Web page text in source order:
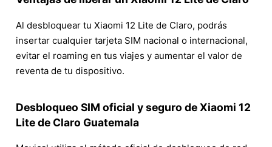
Al desbloquear tu Xiaomi 12 Lite de Claro, podrás
insertar cualquier tarjeta SIM nacional o internacional,
evitar el roaming en tus viajes y aumentar el valor de
reventa de tu dispositivo.
Desbloqueo SIM oficial y seguro de Xiaomi 12
Lite de Claro Guatemala